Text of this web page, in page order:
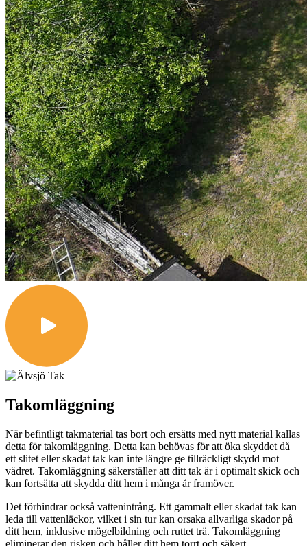
Takomläggning
När befintligt takmaterial tas bort och ersätts med nytt material kallas
detta för takomläggning. Detta kan behövas för att öka skyddet då
ett slitet eller skadat tak kan inte längre ge tillräckligt skydd mot
vädret. Takomläggning säkerställer att ditt tak är i optimalt skick och
kan fortsätta att skydda ditt hem i många år framöver.
Det förhindrar också vattenintrång. Ett gammalt eller skadat tak kan
leda till vattenläckor, vilket i sin tur kan orsaka allvarliga skador på
ditt hem, inklusive mögelbildning och ruttet trä. Takomläggning
eliminerar den risken och håller ditt hem torrt och säkert.